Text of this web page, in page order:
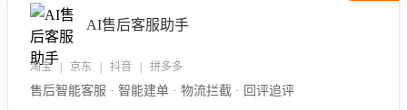
AI售后客服助手
淘宝 | 京东 | 抖音 | 拼多多
售后智能客服 · 智能建单 · 物流拦截 · 回评追评